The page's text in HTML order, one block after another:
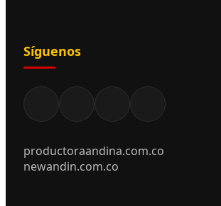
Síguenos
productoraandina.com.co
newandin.com.co